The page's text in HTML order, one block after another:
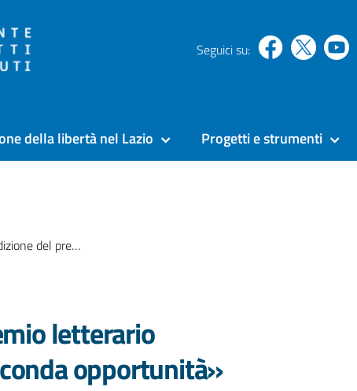
Seguici su:
della libertà nel Lazio Progetti e strumenti
«Secondo mestiere, seconda opportunità»
letterario
opportunità»